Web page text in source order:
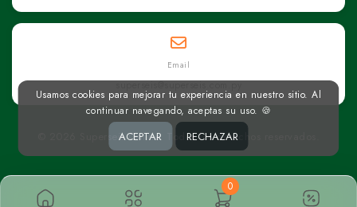
0
Email
superseis@superseis.com.py
© 2026 Superseis Online. Todos los derechos reservados.
Usamos cookies para mejorar tu experiencia en nuestro sitio. Al
continuar navegando, aceptas su uso. 🍪
ACEPTAR RECHAZAR